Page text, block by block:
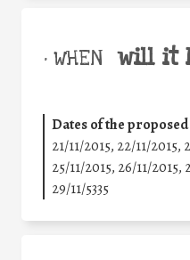
• WHEN will it
Dates of the
21/11/2015, 22/11/2015,
25/11/2015, 26/11/2015,
29/11/5335